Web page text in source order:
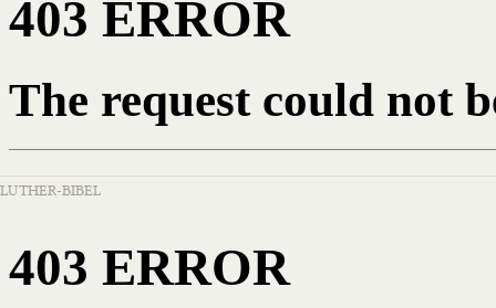
LUTHER-BIBEL